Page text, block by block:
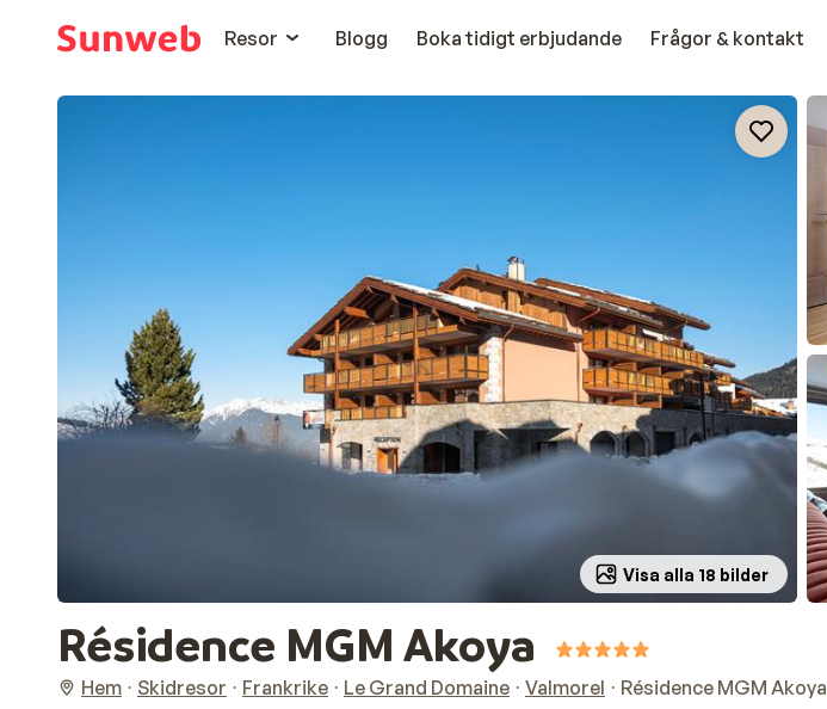
Resor
Blogg Boka tidigt erbjudande Frågor & kontakt
Visa alla 18 bilder
Résidence MGM Akoya
Hem Skidresor Frankrike Le Grand Domaine Valmorel Résidence MGM Akoya